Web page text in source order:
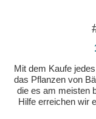
Mit dem Kaufe
das Pflanzen von
die es am meisten
Hilfe erreichen wir